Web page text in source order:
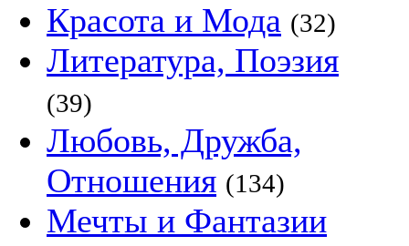
Красота и Мода (32)
Литература, Поэзия
(39)
Любовь, Дружба,
Отношения (134)
Мечты и Фантазии